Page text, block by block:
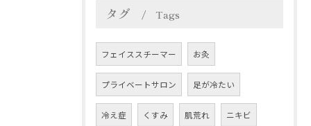
タグ Tags
フェイススチーマー お灸
プライベートサロン 足が冷たい
冷え症 くすみ 肌荒れ ニキビ